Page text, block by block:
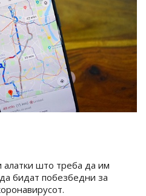
алатки што треба да им
бидат побезбедни за